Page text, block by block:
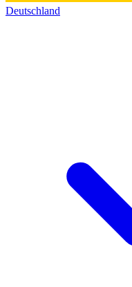
Deutschland